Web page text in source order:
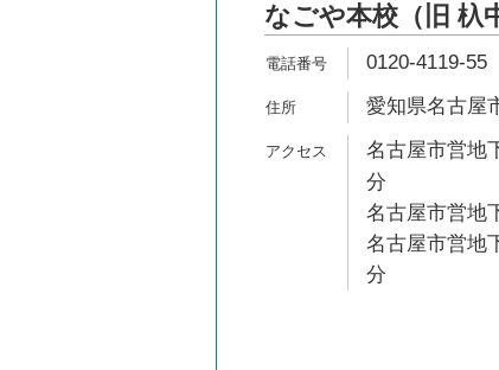
なごや本校（旧 杁
0120-4119-55
愛知県名古屋
名古屋市営地
分
名古屋市営地
名古屋市営地
分